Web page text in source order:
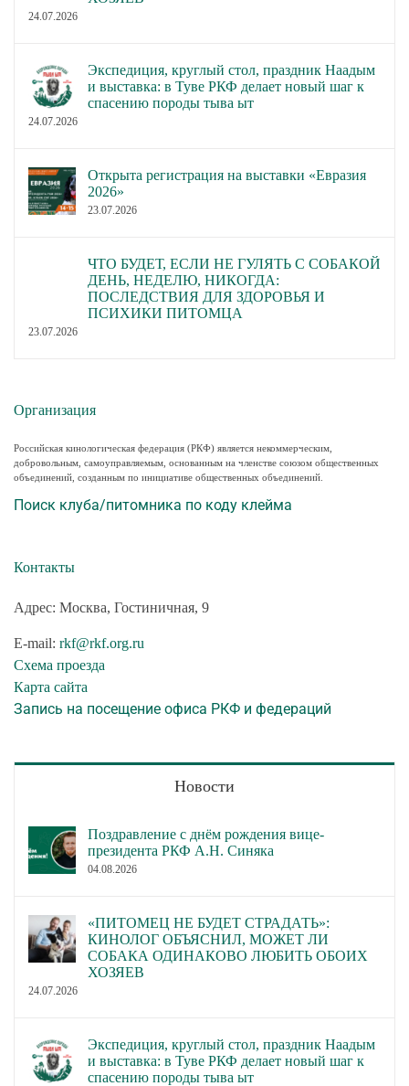
24.07.2026
Экспедиция, круглый стол, праздник Наадым
и выставка: в Туве РКФ делает новый шаг к
спасению породы тыва ыт
24.07.2026
Открыта регистрация на выставки «Евразия
2026»
23.07.2026
ЧТО БУДЕТ, ЕСЛИ НЕ ГУЛЯТЬ С СОБАКОЙ
ДЕНЬ, НЕДЕЛЮ, НИКОГДА:
ПОСЛЕДСТВИЯ ДЛЯ ЗДОРОВЬЯ И
ПСИХИКИ ПИТОМЦА
23.07.2026
Организация
Российская кинологическая федерация (РКФ) является некоммерческим,
добровольным, самоуправляемым, основанным на членстве союзом общественных
объединений, созданным по инициативе общественных объединений.
Поиск клуба/питомника по коду клейма
Контакты
Адрес: Москва, Гостиничная, 9
E-mail: rkf@rkf.org.ru
Схема проезда
Карта сайта
Запись на посещение офиса РКФ и федераций
Новости
Поздравление с днём рождения вице-
президента РКФ А.Н. Синяка
04.08.2026
«ПИТОМЕЦ НЕ БУДЕТ СТРАДАТЬ»:
КИНОЛОГ ОБЪЯСНИЛ, МОЖЕТ ЛИ
СОБАКА ОДИНАКОВО ЛЮБИТЬ ОБОИХ
ХОЗЯЕВ
24.07.2026
Экспедиция, круглый стол, праздник Наадым
и выставка: в Туве РКФ делает новый шаг к
спасению породы тыва ыт